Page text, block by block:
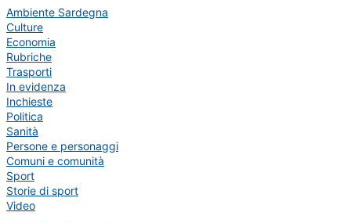
Ambiente Sardegna
Culture
Economia
Rubriche
Trasporti
In evidenza
Inchieste
Politica
Sanità
Persone e personaggi
Comuni e comunità
Sport
Storie di sport
Video